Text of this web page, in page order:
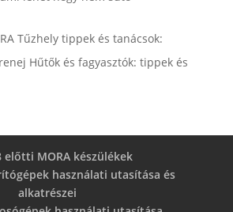
Tűzhely tippek és tanácsok:
Hűtők és fagyasztók: tippek és
előtti MORA készülékek
használati utasítása és
alkatrészei